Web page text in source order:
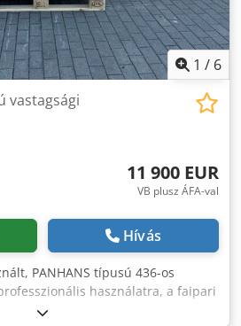
1 / 6
vastagsági
11 900 EUR
VB plusz ÁFA-val
Hívás
PANHANS típusú 436-os
használatra, a faipari
adatok: - Munkafelület